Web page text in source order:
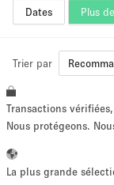
Dates Plus
0€
Taille de l'espace
~ 13 personnes
Trier par
Transactions
Nous protégeons.
La plus grande